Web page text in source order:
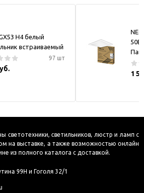
H4 белый
встраиваемый
97 шт
1
светотехники, светильников, люстр и ламп с
на выставке, а также возможностью онлайн
из полного каталога с доставкой.
99Н и Гоголя 32/1